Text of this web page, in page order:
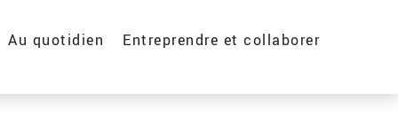
Au quotidien Entreprendre et collaborer